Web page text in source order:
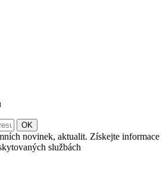
novinek, aktualit. Získejte informace
službách